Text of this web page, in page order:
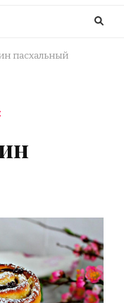
пасхальный